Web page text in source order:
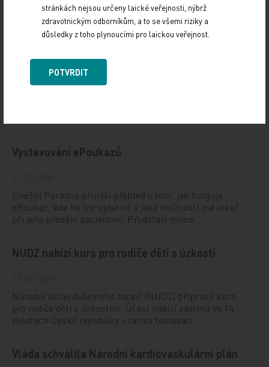
Doporučené
(CONy)
10. 3. 2025
Vystavování ePoukazů
Dnešní Poradna přináší přehled o tom, jak funguje
ePoukaz, kde ho lze uplatnit a jaké možnosti má lékař
při jeho předání pacientovi. Představí mimo…
NUDZ nabízí kurs pro rodiče dětí s úzkostí
Národní ústav duševního zdraví (NUDZ) připravil kurs
pro rodiče dětí s úzkostmi. Účast nabízí zdarma ve 14
městech České republiky v rámci testovací…
Vláda schválila Národní kardiovaskulární plán
stránkách nejsou určeny laické veřejnosti, nýbrž
zdravotnickým odborníkům, a to se všemi riziky a
důsledky z toho plynoucími pro laickou veřejnost.
POTVRDIT